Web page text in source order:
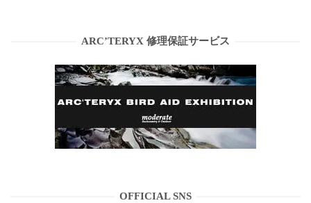
ARC’TERYX 修理保証サービス
OFFICIAL SNS